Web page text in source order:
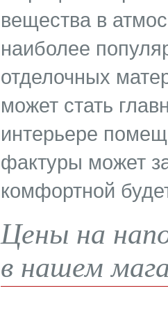
вещества в
наиболее
отделочных
может стать
интерьере
фактуры может
комфортной
Цены на
в нашем